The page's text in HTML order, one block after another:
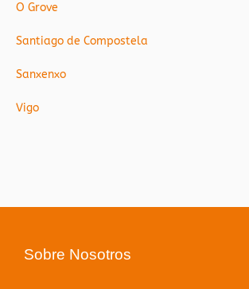
O Grove
Santiago de Compostela
Sanxenxo
Vigo
Sobre Nosotros